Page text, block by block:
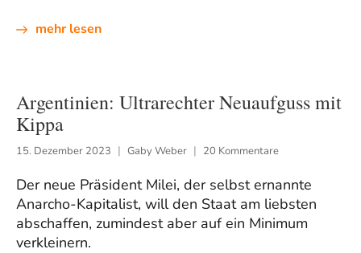
mehr lesen
Argentinien: Ultrarechter Neuaufguss mit
Kippa
15. Dezember 2023 Gaby Weber 20 Kommentare
Der neue Präsident Milei, der selbst ernannte
Anarcho-Kapitalist, will den Staat am liebsten
abschaffen, zumindest aber auf ein Minimum
verkleinern.